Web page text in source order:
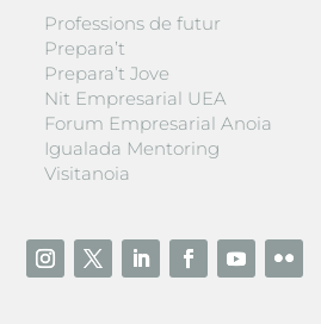
Professions de futur
Prepara’t
Prepara’t Jove
Nit Empresarial UEA
Forum Empresarial Anoia
Igualada Mentoring
Visitanoia